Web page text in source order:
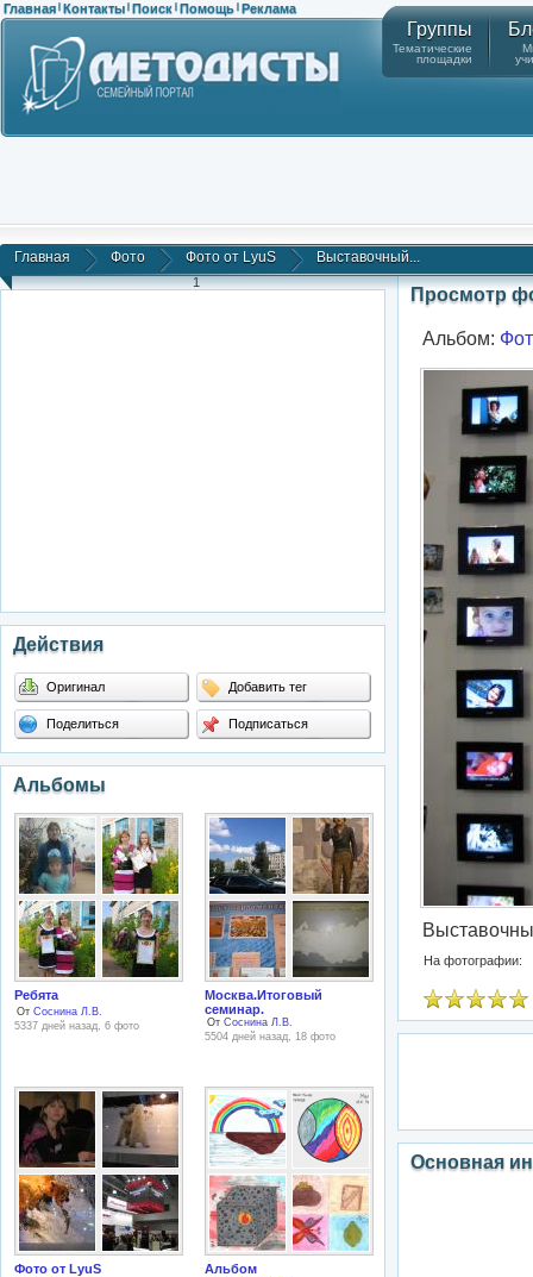
Главная | Контакты | Поиск | Помощь | Реклама
Группы
Тематические
площадки
Главная Фото Фото от LyuS Выставочный...
1
Действия
Оригинал Добавить тег
Поделиться Подписаться
Альбомы
Ребята
От Соснина Л.В.
5337 дней назад, 6 фото
Москва.Итоговый
семинар.
От Соснина Л.В.
5504 дней назад, 18 фото
Фото от LyuS Альбом
Просмотр
Альбом:
На фотографии:
Основная